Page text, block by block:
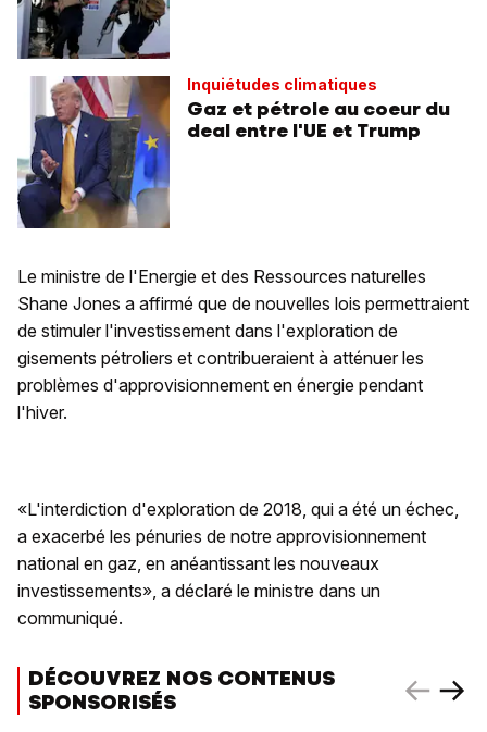
Inquiétudes climatiques
Gaz et pétrole au coeur du
deal entre l'UE et Trump
Le ministre de l'Energie et des Ressources naturelles
Shane Jones a affirmé que de nouvelles lois permettraient
de stimuler l'investissement dans l'exploration de
gisements pétroliers et contribueraient à atténuer les
problèmes d'approvisionnement en énergie pendant
l'hiver.
«L'interdiction d'exploration de 2018, qui a été un échec,
a exacerbé les pénuries de notre approvisionnement
national en gaz, en anéantissant les nouveaux
investissements», a déclaré le ministre dans un
communiqué.
DÉCOUVREZ NOS CONTENUS
SPONSORISÉS